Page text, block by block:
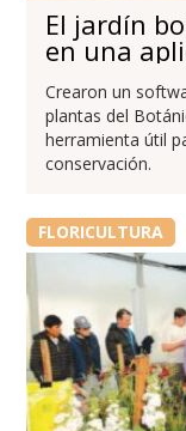
El jardín
en una
Crearon un
plantas del
herramienta útil
conservación.
FLORICULTURA